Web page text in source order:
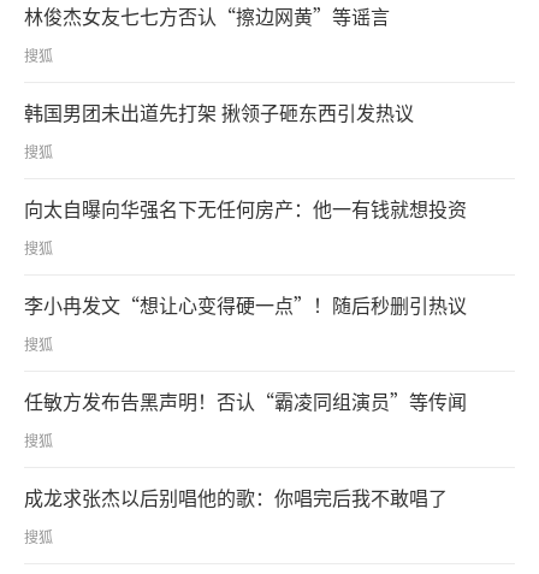
林俊杰女友七七方否认“擦边网黄”等谣言
搜狐
韩国男团未出道先打架 揪领子砸东西引发热议
搜狐
向太自曝向华强名下无任何房产：他一有钱就想投资
搜狐
李小冉发文“想让心变得硬一点”！随后秒删引热议
搜狐
任敏方发布告黑声明！否认“霸凌同组演员”等传闻
搜狐
成龙求张杰以后别唱他的歌：你唱完后我不敢唱了
搜狐